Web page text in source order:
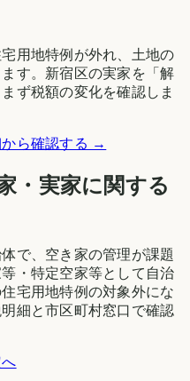
用地特例が外れ、土地の
す。 新宿区の実家を「解
ず税額の変化を確認しま
ら確認する →
・実家に関する
で、空き家の管理が課題
・特定空家等として自治
宅用地特例の対象外にな
細と市区町村窓口で確認